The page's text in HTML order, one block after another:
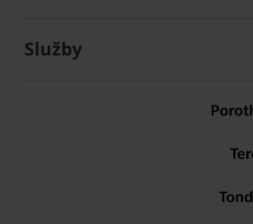
Služby